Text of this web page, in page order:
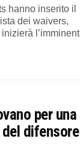
hanno inserito il
dei waivers,
per una
difensore